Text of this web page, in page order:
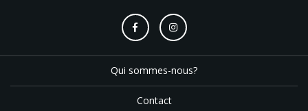
Qui sommes-nous?
Contact